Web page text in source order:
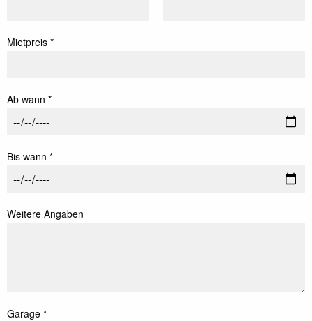
Mietpreis *
Ab wann *
Bis wann *
Weitere Angaben
Garage *